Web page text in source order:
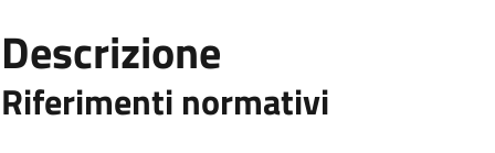
Descrizione
Riferimenti normativi